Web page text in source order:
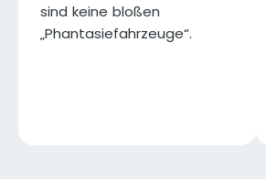
sind keine bloßen
„Phantasiefahrzeuge“.​